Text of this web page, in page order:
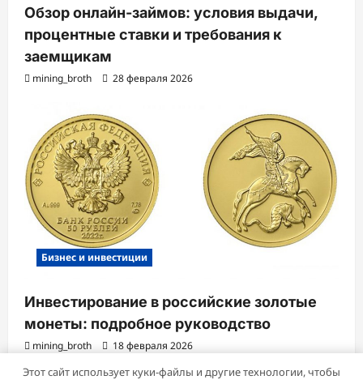
Обзор онлайн-займов: условия выдачи,
процентные ставки и требования к
заемщикам
mining_broth 28 февраля 2026
Бизнес и инвестиции
Инвестирование в российские золотые
монеты: подробное руководство
mining_broth 18 февраля 2026
Этот сайт использует куки-файлы и другие технологии, чтобы